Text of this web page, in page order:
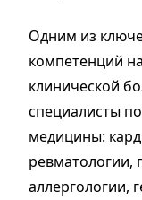
Одним из
компетенций
клинической
специалисты
медицины:
ревматологии,
аллергологии,